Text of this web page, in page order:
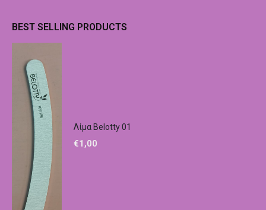
BEST SELLING PRODUCTS
Λίμα Belotty 01
€1,00